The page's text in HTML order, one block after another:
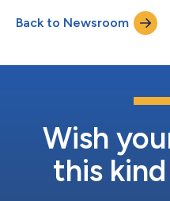
銀行營業時間和系統限制。
定幣通道，降低對預存資金帳
善自有專屬網路以外的全球資
外匯業務，涵蓋超過145種貨
易提供更多方式。 Corpay
Frey表示：「對於我們這樣的
們現有的基礎...
Back to Newsroom
Wish
this